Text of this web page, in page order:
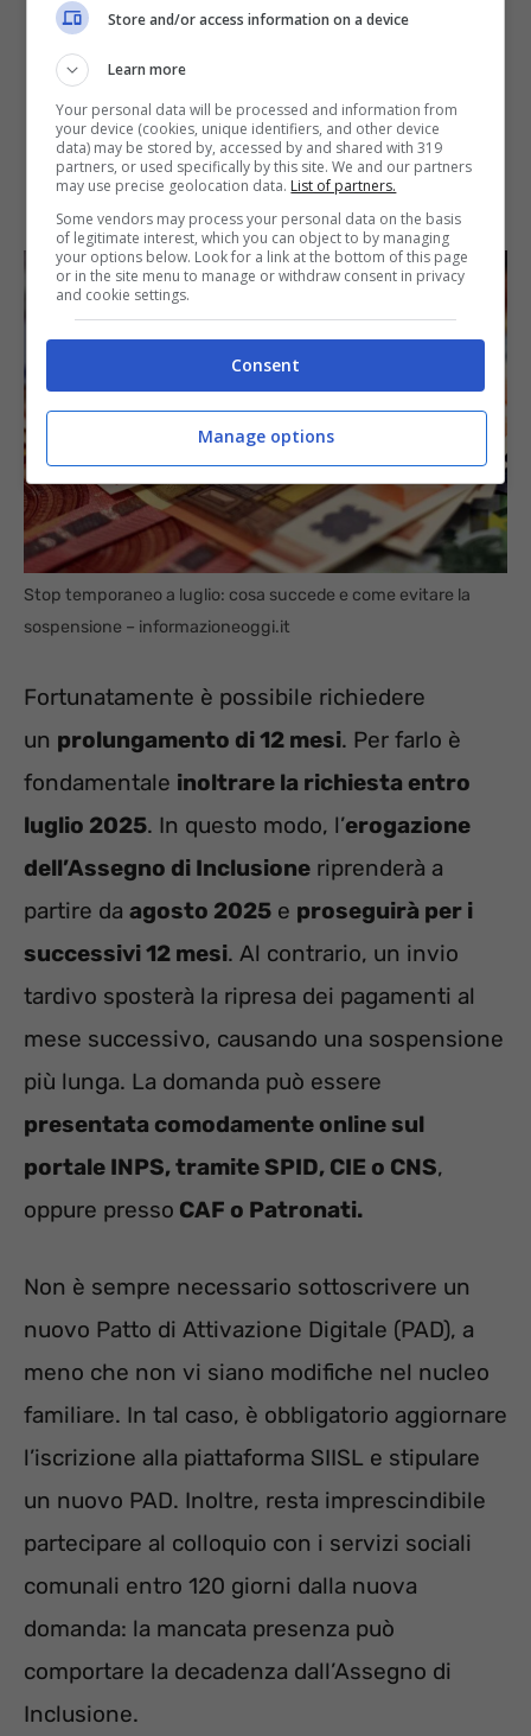
Stop temporaneo a luglio: cosa succede e come evitare la
sospensione – informazioneoggi.it
Fortunatamente è possibile richiedere
un prolungamento di 12 mesi. Per farlo è
fondamentale inoltrare la richiesta entro
luglio 2025. In questo modo, l’erogazione
dell’Assegno di Inclusione riprenderà a
partire da agosto 2025 e proseguirà per i
successivi 12 mesi. Al contrario, un invio
tardivo sposterà la ripresa dei pagamenti al
mese successivo, causando una sospensione
più lunga. La domanda può essere
presentata comodamente online sul
portale INPS, tramite SPID, CIE o CNS,
oppure presso CAF o Patronati.
Non è sempre necessario sottoscrivere un
nuovo Patto di Attivazione Digitale (PAD), a
meno che non vi siano modifiche nel nucleo
familiare. In tal caso, è obbligatorio aggiornare
l’iscrizione alla piattaforma SIISL e stipulare
un nuovo PAD. Inoltre, resta imprescindibile
partecipare al colloquio con i servizi sociali
comunali entro 120 giorni dalla nuova
domanda: la mancata presenza può
comportare la decadenza dall’Assegno di
Inclusione.
Store and/or access information on a device
Learn more
Your personal data will be processed and information from
your device (cookies, unique identifiers, and other device
data) may be stored by, accessed by and shared with 319
partners, or used specifically by this site. We and our partners
may use precise geolocation data. List of partners.
Some vendors may process your personal data on the basis
of legitimate interest, which you can object to by managing
your options below. Look for a link at the bottom of this page
or in the site menu to manage or withdraw consent in privacy
and cookie settings.
Consent
Manage options